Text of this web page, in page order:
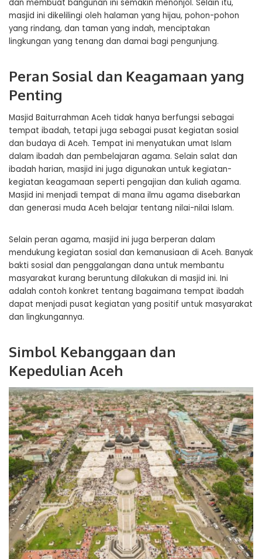
dan membuat bangunan ini semakin menonjol. Selain itu,
masjid ini dikelilingi oleh halaman yang hijau, pohon-pohon
yang rindang, dan taman yang indah, menciptakan
lingkungan yang tenang dan damai bagi pengunjung.
Peran Sosial dan Keagamaan yang
Penting
Masjid Baiturrahman Aceh tidak hanya berfungsi sebagai
tempat ibadah, tetapi juga sebagai pusat kegiatan sosial
dan budaya di Aceh. Tempat ini menyatukan umat Islam
dalam ibadah dan pembelajaran agama. Selain salat dan
ibadah harian, masjid ini juga digunakan untuk kegiatan-
kegiatan keagamaan seperti pengajian dan kuliah agama.
Masjid ini menjadi tempat di mana ilmu agama disebarkan
dan generasi muda Aceh belajar tentang nilai-nilai Islam.
Selain peran agama, masjid ini juga berperan dalam
mendukung kegiatan sosial dan kemanusiaan di Aceh. Banyak
bakti sosial dan penggalangan dana untuk membantu
masyarakat kurang beruntung dilakukan di masjid ini. Ini
adalah contoh konkret tentang bagaimana tempat ibadah
dapat menjadi pusat kegiatan yang positif untuk masyarakat
dan lingkungannya.
Simbol Kebanggaan dan
Kepedulian Aceh